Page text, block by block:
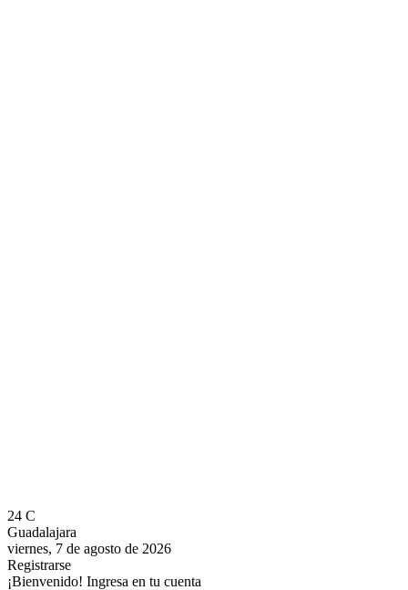
24 C
Guadalajara
viernes, 7 de agosto de 2026
Registrarse
¡Bienvenido! Ingresa en tu cuenta